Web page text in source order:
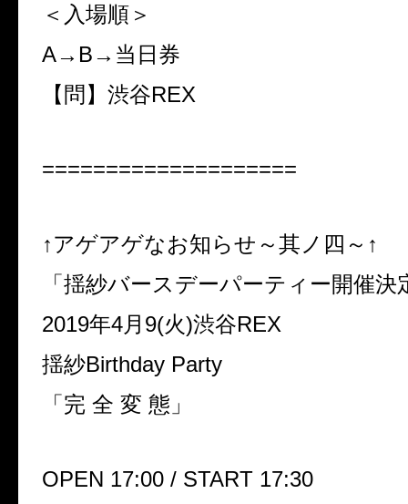
＜入場順＞
A→ B→ 当日券
【問】渋谷REX
====================
↑アゲアゲなお知らせ～其ノ四～↑
「揺紗バースデーパーティー開催決
2019年4月 9(火)渋谷REX
揺紗Birthday Party
「完 全 変 態」
OPEN 17:00 / START 17:30